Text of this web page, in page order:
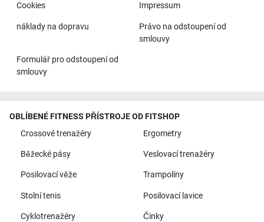
Cookies Impressum
náklady na dopravu
Právo na odstoupení od
smlouvy
Formulář pro odstoupení od
smlouvy
OBLÍBENÉ FITNESS PŘÍSTROJE OD FITSHOP
Crossové trenažéry
Ergometry
Běžecké pásy Veslovací trenažéry
Posilovací věže Trampolíny
Stolní tenis Posilovací lavice
Cyklotrenažéry Činky